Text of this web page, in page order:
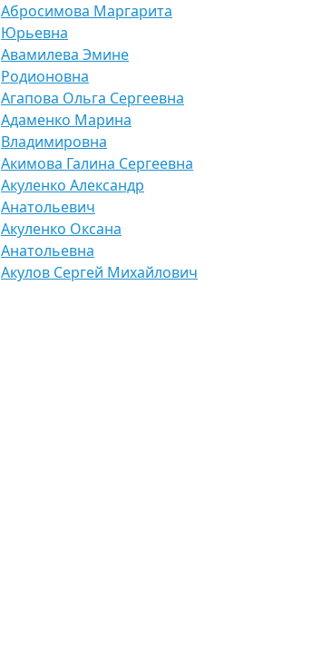
Абросимова Маргарита
Юрьевна
Авамилева Эмине
Родионовна
Агапова Ольга Сергеевна
Адаменко Марина
Владимировна
Акимова Галина Сергеевна
Акуленко Александр
Анатольевич
Акуленко Оксана
Анатольевна
Акулов Сергей Михайлович